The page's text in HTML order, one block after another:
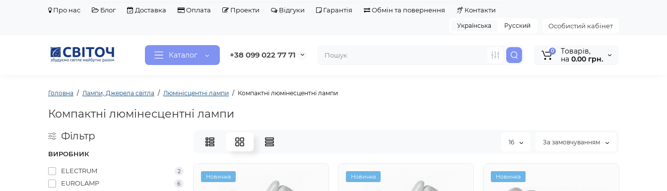
Про нас Блог Доставка Оплата Проекти Відгуки Гарантія Обмін та повернення
Контакти
Особистий кабінет
Українська Русский
Каталог +38 099 022 77 71 0
Tоварів,
на 0.00 грн.
Головна Лампи, Джерела світла Люмінісцентні лампи Компактні люмінесцентні лампи
Компактні люмінесцентні лампи
Фільтр
ВИРОБНИК
ELECTRUM 2
EUROLAMP 6
16 За замовчуванням
Новинка Новинка Новинка